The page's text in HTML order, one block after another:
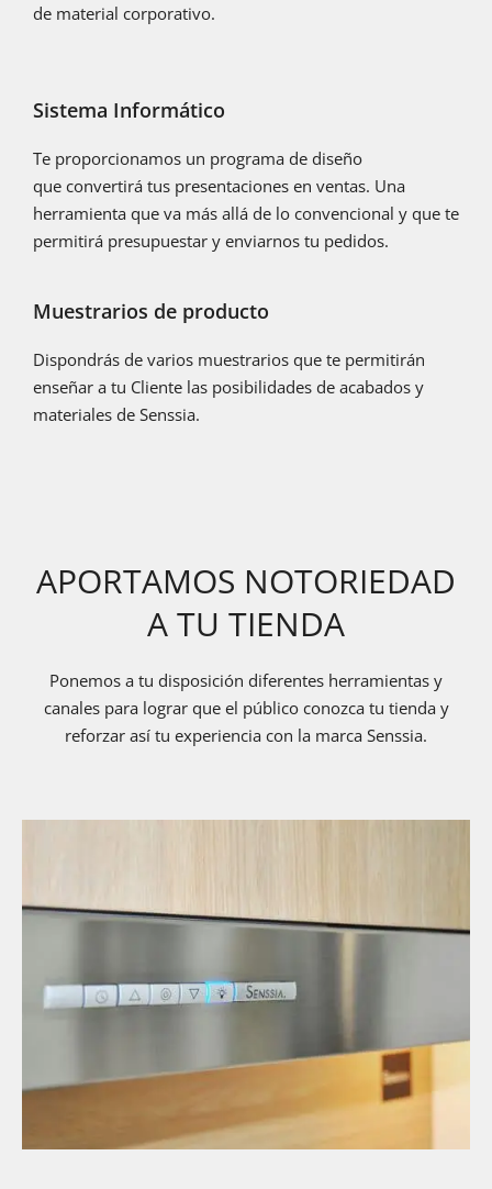
de material corporativo.
Sistema Informático
Te proporcionamos un programa de diseño
que convertirá tus presentaciones en ventas. Una
herramienta que va más allá de lo convencional y que te
permitirá presupuestar y enviarnos tu pedidos.
Muestrarios de producto
Dispondrás de varios muestrarios que te permitirán
enseñar a tu Cliente las posibilidades de acabados y
materiales de Senssia.
APORTAMOS NOTORIEDAD
A TU TIENDA
Ponemos a tu disposición diferentes herramientas y
canales para lograr que el público conozca tu tienda y
reforzar así tu experiencia con la marca Senssia.